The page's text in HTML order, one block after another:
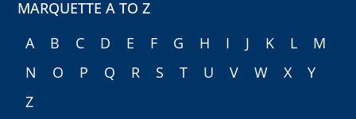
MARQUETTE A TO Z
A
B C D E F G H I J K L
M
N
O P Q R S T U V W X
Y
Z